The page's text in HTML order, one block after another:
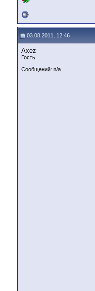
03.08.2011, 12:46
Axez
Гость
Сообщений: n/a